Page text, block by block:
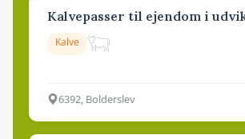
Kalvepasser til ejendom i
Kalve
6392, Bolderslev